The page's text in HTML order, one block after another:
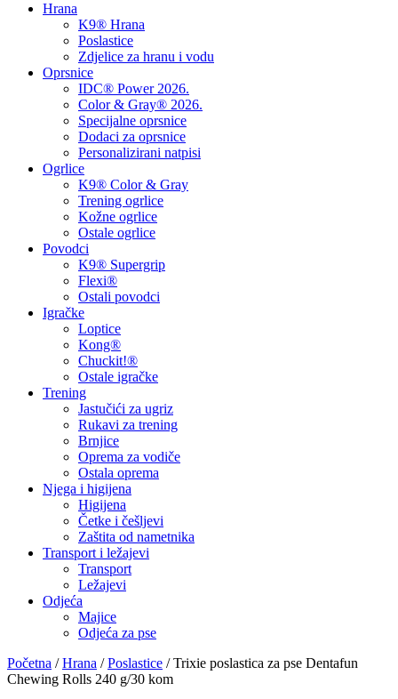
Hrana
K9® Hrana
Poslastice
Zdjelice za hranu i vodu
Oprsnice
IDC® Power 2026.
Color & Gray® 2026.
Specijalne oprsnice
Dodaci za oprsnice
Personalizirani natpisi
Ogrlice
K9® Color & Gray
Trening ogrlice
Kožne ogrlice
Ostale ogrlice
Povodci
K9® Supergrip
Flexi®
Ostali povodci
Igračke
Loptice
Kong®
Chuckit!®
Ostale igračke
Trening
Jastučići za ugriz
Rukavi za trening
Brnjice
Oprema za vodiče
Ostala oprema
Njega i higijena
Higijena
Četke i češljevi
Zaštita od nametnika
Transport i ležajevi
Transport
Ležajevi
Odjeća
Majice
Odjeća za pse
Početna /Hrana /Poslastice / Trixie poslastica za pse Dentafun
Chewing Rolls 240 g/30 kom